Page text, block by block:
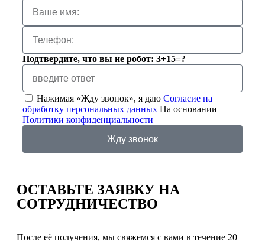
Подтвердите, что вы не робот: 3+15=?
Нажимая «Жду звонок», я даю Согласие на
обработку персональных данных На основании
Политики конфиденциальности
Жду звонок
ОСТАВЬТЕ ЗАЯВКУ НА
СОТРУДНИЧЕСТВО
После её получения, мы свяжемся с вами в течение 20